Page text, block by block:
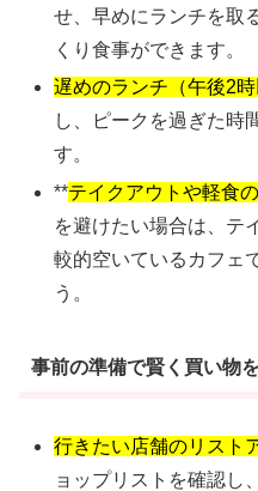
せ、早めにランチを取
くり食事ができます。
遅めのランチ（午後2時
し、ピークを過ぎた時
す。
**テイクアウトや軽食
を避けたい場合は、テ
較的空いているカフェ
う。
事前の準備で賢く買い物
行きたい店舗のリスト
ョップリストを確認し、